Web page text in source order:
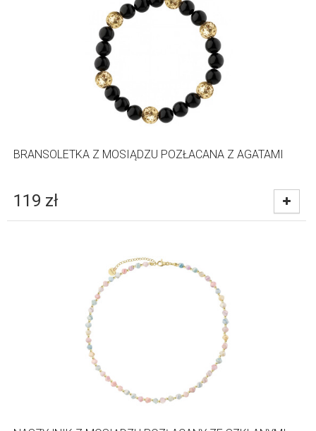
BRANSOLETKA Z MOSIĄDZU POZŁACANA Z AGATAMI
119 zł